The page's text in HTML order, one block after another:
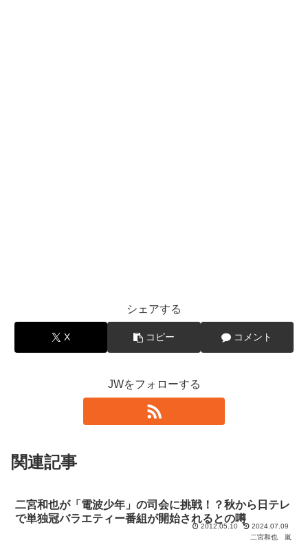
シェアする
X コピー コメント
JWをフォローする
関連記事
二宮和也が「電波少年」の司会に挑戦！？秋から日テレ
で単独冠バラエティー番組が開始されるとの噂
2012.05.10
2024.07.09
二宮和也
嵐